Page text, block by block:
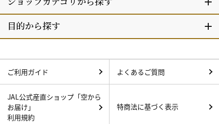
ご利用ガイド よくあるご質問
JAL公式産直ショップ「空から
お届け」
利用規約
特商法に基づく表示